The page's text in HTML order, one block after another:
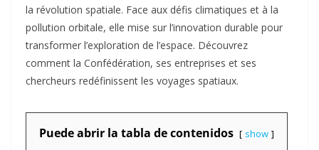
la révolution spatiale. Face aux défis climatiques et à la
pollution orbitale, elle mise sur l’innovation durable pour
transformer l’exploration de l’espace. Découvrez
comment la Confédération, ses entreprises et ses
chercheurs redéfinissent les voyages spatiaux.
Puede abrir la tabla de contenidos show